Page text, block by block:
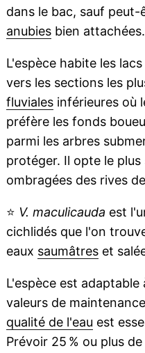
dans le bac, sauf
anubiesbien attachées.
L'espèce habite les
vers les sections les
fluvialesinférieures où
préfère les fonds
parmi les arbres
protéger. Il opte le
ombragées des rives
⭐ V. maculicauda est
cichlidés que l'on
eaux saumâtreset
L'espèce est
valeurs de
qualité de l'eau est
Prévoir 25 % ou plus de